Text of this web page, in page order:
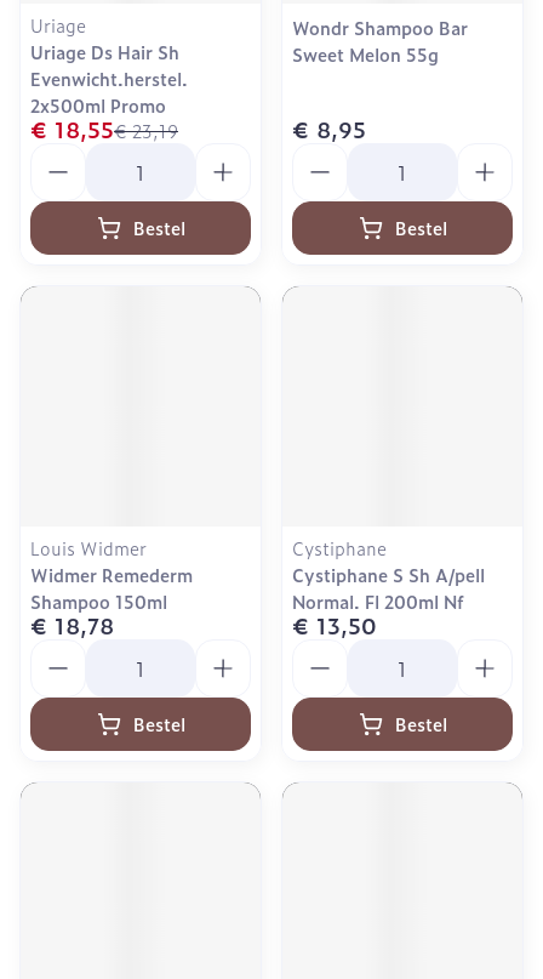
Uriage
Uriage Ds Hair Sh
Evenwicht.herstel.
2x500ml Promo
€ 23,19
€ 18,55
Bestel
Wondr Shampoo Bar
Sweet Melon 55g
€ 8,95
Bestel
Louis Widmer
Widmer Remederm
Shampoo 150ml
€ 18,78
Bestel
Cystiphane
Cystiphane S Sh A/pell
Normal. Fl 200ml Nf
€ 13,50
Bestel